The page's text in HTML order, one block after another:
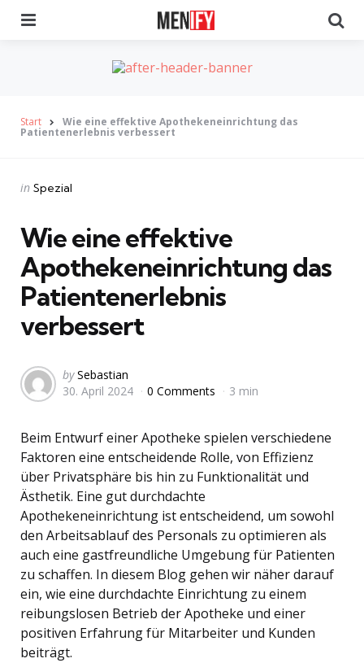
Start Wie eine effektive Apothekeneinrichtung das
Patientenerlebnis verbessert
Categories
Posted
in Spezial
Wie eine effektive
Apothekeneinrichtung das
Patientenerlebnis
verbessert
Posted
by
by Sebastian
30. April 2024
0 Comments 3 min
Beim Entwurf einer Apotheke spielen verschiedene
Faktoren eine entscheidende Rolle, von Effizienz
über Privatsphäre bis hin zu Funktionalität und
Ästhetik. Eine gut durchdachte
Apothekeneinrichtung ist entscheidend, um sowohl
den Arbeitsablauf des Personals zu optimieren als
auch eine gastfreundliche Umgebung für Patienten
zu schaffen. In diesem Blog gehen wir näher darauf
ein, wie eine durchdachte Einrichtung zu einem
reibungslosen Betrieb der Apotheke und einer
positiven Erfahrung für Mitarbeiter und Kunden
beiträgt.